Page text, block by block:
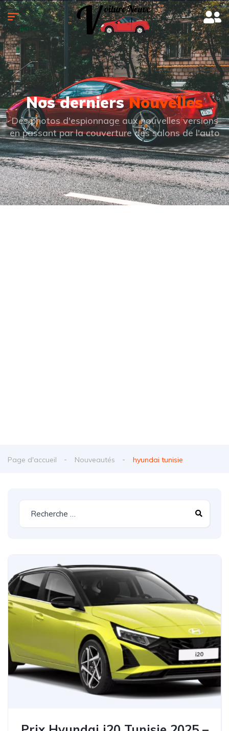
Nos derniersNouvelles
Des photos d'espionnage aux nouvelles versions
en passant par la couverture des salons de l'auto
Page d'accueil Nouveautés hyundai tunisie